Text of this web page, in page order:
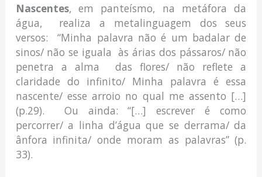
Nascentes, em panteísmo, na metáfora da
água, realiza a metalinguagem dos seus
versos: “Minha palavra não é um badalar de
sinos/ não se iguala às árias dos pássaros/ não
penetra a alma das flores/ não reflete a
claridade do infinito/ Minha palavra é essa
nascente/ esse arroio no qual me assento […]
(p.29). Ou ainda: “[…] escrever é como
percorrer/ a linha d’água que se derrama/ da
ânfora infinita/ onde moram as palavras” (p.
33).